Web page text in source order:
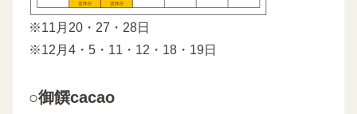
※11月20・27・28日
※12月4・5・11・12・18・19日
○御饌cacao